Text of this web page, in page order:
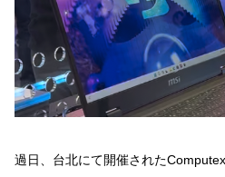
過日、台北にて開催された